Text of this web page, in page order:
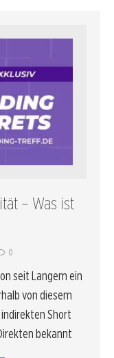
– Was ist
0
seit Langem ein
von diesem
Short
bekannt